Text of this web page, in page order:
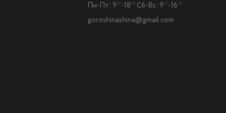
Пн-Пт: 9 00-18 00Сб-Вс: 9 00-16 00
goroshinashina@gmail.com